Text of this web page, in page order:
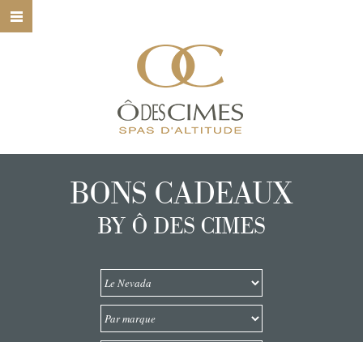
HOME
Ô DES CIMES
NOS SPAS
NOS MARQUES
BONS CADEAUX
BY Ô DES CIMES